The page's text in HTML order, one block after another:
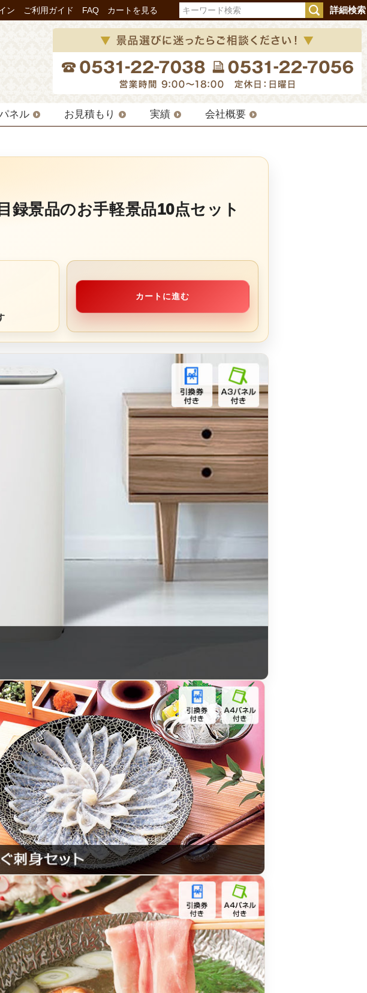
ン ご利用ガイド FAQ カートを見る 詳細検索
ネル お見積もり 実績 会社概要
録景品のお手軽景品10点セット
カートに進む